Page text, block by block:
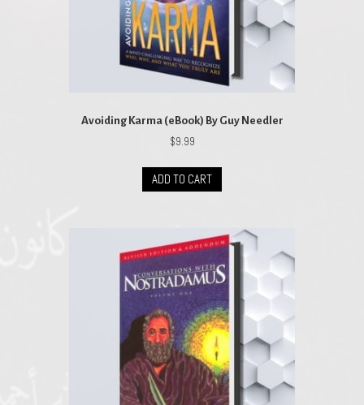
Avoiding Karma (eBook) By Guy Needler
$9.99
ADD TO CART